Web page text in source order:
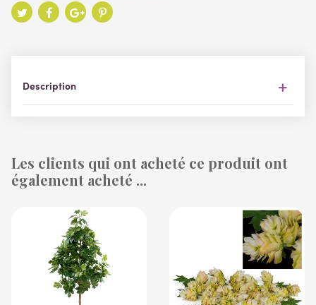
Description
Les clients qui ont acheté ce produit ont
également acheté ...